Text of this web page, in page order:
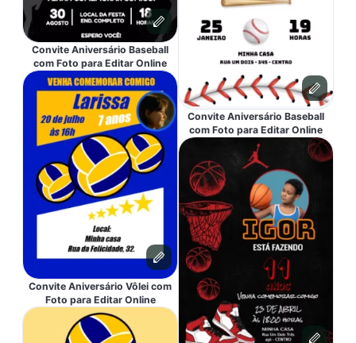
Convite Aniversário Baseball
com Foto para Editar Online
Convite Aniversário Vôlei com
Foto para Editar Online
Convite Aniversário Baseball
com Foto para Editar Online